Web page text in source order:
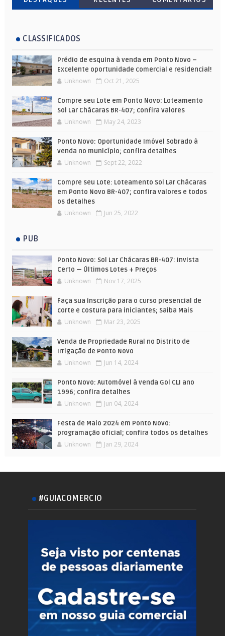
CLASSIFICADOS
Prédio de esquina à venda em Ponto Novo –
Excelente oportunidade comercial e residencial!
Unknown Oct 21, 2025
Compre seu Lote em Ponto Novo: Loteamento
Sol Lar Chácaras BR-407; confira valores
Unknown May 24, 2023
Ponto Novo: Oportunidade Imóvel Sobrado à
venda no município; confira detalhes
Unknown Sept 22, 2022
Compre seu Lote: Loteamento Sol Lar Chácaras
em Ponto Novo BR-407; confira valores e todos
os detalhes
Unknown Jun 25, 2022
PUB
Ponto Novo: Sol Lar Chácaras BR-407: Invista
Certo — Últimos Lotes + Preços
Unknown Nov 17, 2025
Faça sua Inscrição para o curso presencial de
corte e costura para iniciantes; Saiba Mais
Unknown Mar 23, 2025
Venda de Propriedade Rural no Distrito de
Irrigação de Ponto Novo
Unknown Jun 14, 2024
Ponto Novo: Automóvel à venda Gol CLI ano
1996; confira detalhes
Unknown Jun 04, 2024
Festa de Maio 2024 em Ponto Novo:
programação oficial; confira todos os detalhes
Unknown Jan 29, 2024
#GUIACOMERCIO